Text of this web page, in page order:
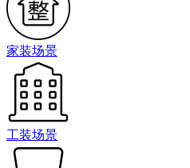
家装场景
工装场景